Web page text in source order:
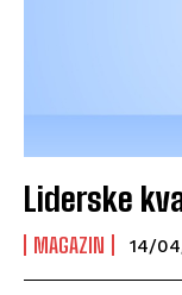
Liderske
MAGAZIN 14/